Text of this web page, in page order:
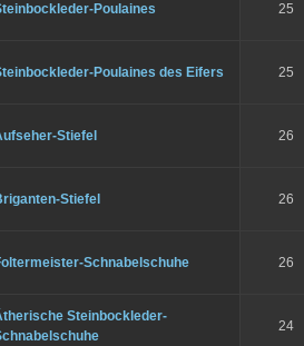
Poulaines 25
Poulaines des Eifers 25
Stiefel 26
Stiefel 26
Schnabelschuhe 26
Steinbockleder-
24